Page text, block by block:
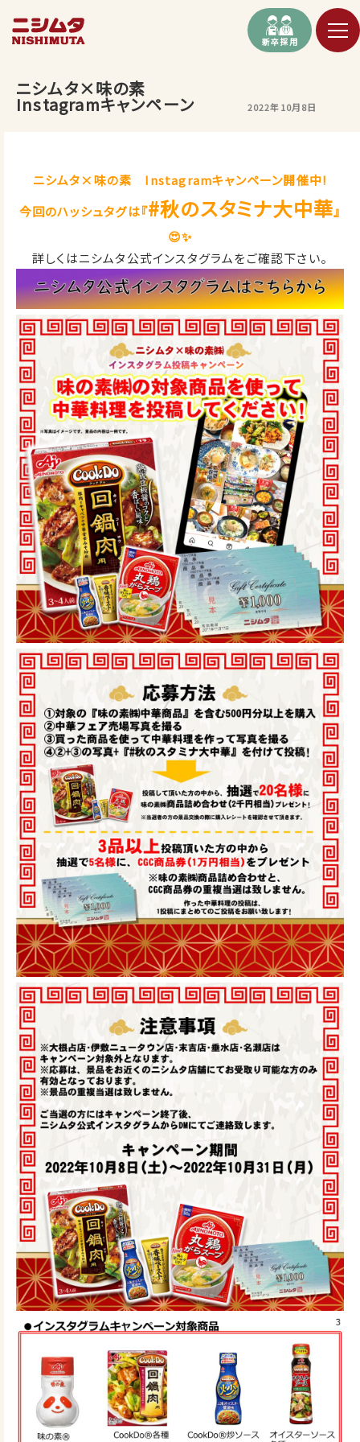
新卒採用
ニシムタ×味の素
Instagramキャンペーン 2022年10月8日
ニシムタ×味の素 Instagramキャンペーン開催中!
今回のハッシュタグは『#秋のスタミナ大中華』
😍✨
詳しくはニシムタ公式インスタグラムをご確認下さい。